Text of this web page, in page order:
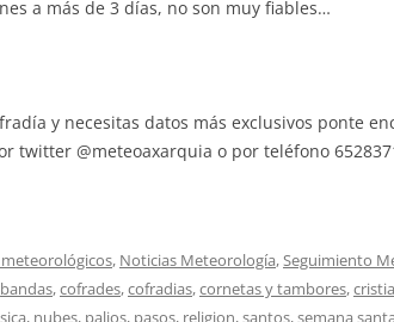
a más de 3 días, no son muy fiables…
y necesitas datos más exclusivos ponte
twitter @meteoaxarquia o por teléfono
, Noticias Meteorología,Seguimiento
bandas,cofrades,cofradias,cornetas y tambores,
, nubes, palios, pasos, religion,santos,semana santa